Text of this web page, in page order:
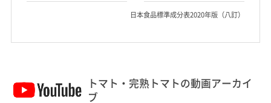
日本食品標準成分表2020年版（八訂）
トマト・完熟トマトの動画アーカイ
ブ